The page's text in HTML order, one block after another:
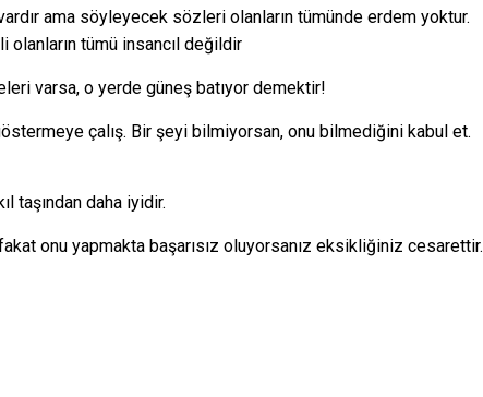
ama söyleyecek sözleri olanların tümünde erdem yoktur.
tümü insancıl değildir
varsa, o yerde güneş batıyor demektir!
çalış. Bir şeyi bilmiyorsan, onu bilmediğini kabul et.
taşından daha iyidir.
onu yapmakta başarısız oluyorsanız eksikliğiniz cesarettir.